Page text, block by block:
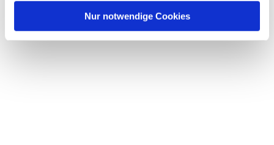
Nur notwendige Cookies
suchen wir weitere Ehrenamtliche.